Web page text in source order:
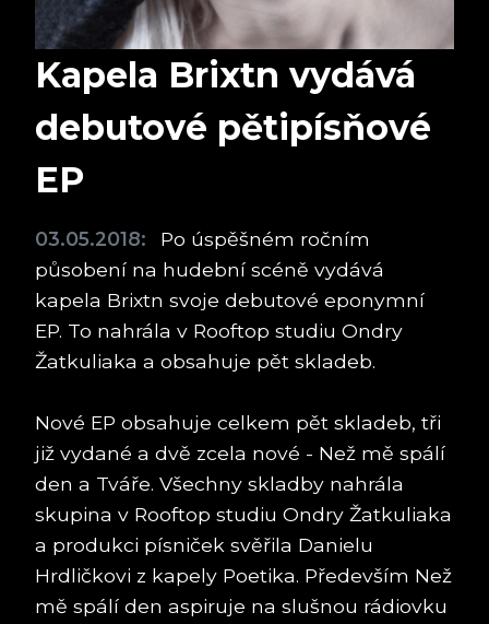
Kapela Brixtn vydává
debutové pětipísňové
EP
03.05.2018:
Po úspěšném ročním
působení na hudební scéně vydává
kapela Brixtn svoje debutové eponymní
EP. To nahrála v Rooftop studiu Ondry
Žatkuliaka a obsahuje pět skladeb.
Nové EP obsahuje celkem pět skladeb, tři
již vydané a dvě zcela nové - Než mě spálí
den a Tváře. Všechny skladby nahrála
skupina v Rooftop studiu Ondry Žatkuliaka
a produkci písniček svěřila Danielu
Hrdličkovi z kapely Poetika. Především Než
mě spálí den aspiruje na slušnou rádiovku